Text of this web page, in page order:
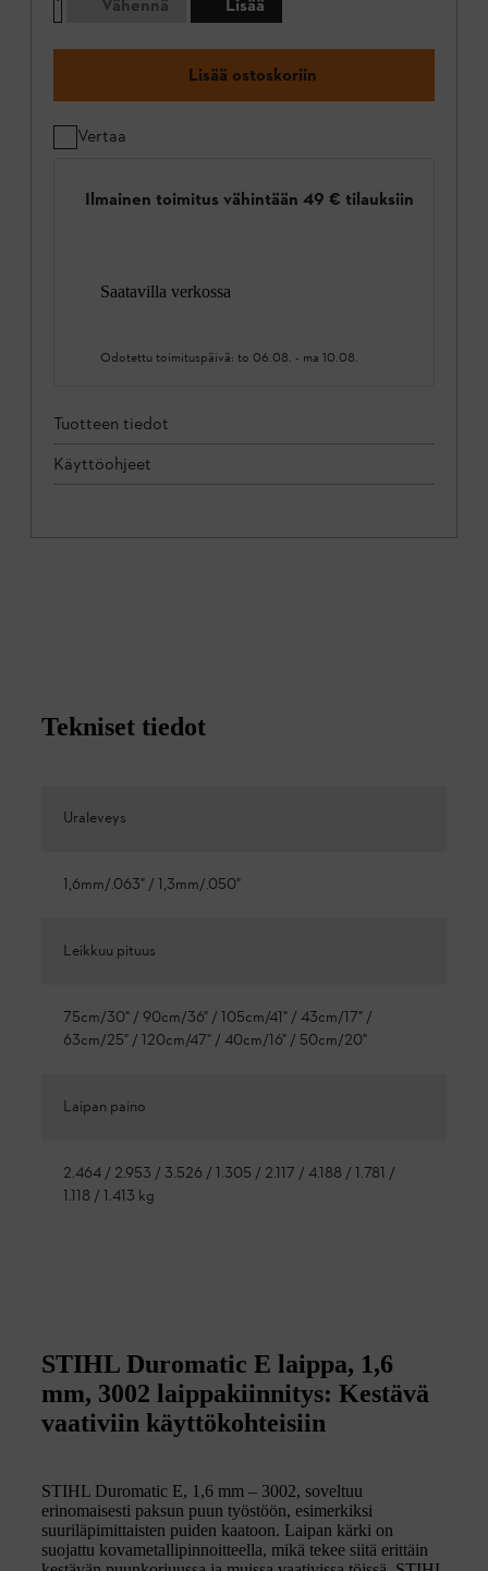
Vähennä
Lisää
Lisää ostoskoriin
Vertaa
Ilmainen toimitus vähintään 49 € tilauksiin
Saatavilla verkossa
Odotettu toimituspäivä: to 06.08. - ma 10.08.
Tuotteen tiedot
Käyttöohjeet
Tekniset tiedot
Uraleveys
1,6mm/.063" / 1,3mm/.050"
Leikkuu pituus
75cm/30" / 90cm/36" / 105cm/41" / 43cm/17" /
63cm/25" / 120cm/47" / 40cm/16" / 50cm/20"
Laipan paino
2.464 / 2.953 / 3.526 / 1.305 / 2.117 / 4.188 / 1.781 /
1.118 / 1.413 kg
STIHL Duromatic E laippa, 1,6
mm, 3002 laippakiinnitys: Kestävä
vaativiin käyttökohteisiin
STIHL Duromatic E, 1,6 mm – 3002, soveltuu
erinomaisesti paksun puun työstöön, esimerkiksi
suuriläpimittaisten puiden kaatoon. Laipan kärki on
suojattu kovametallipinnoitteella, mikä tekee siitä erittäin